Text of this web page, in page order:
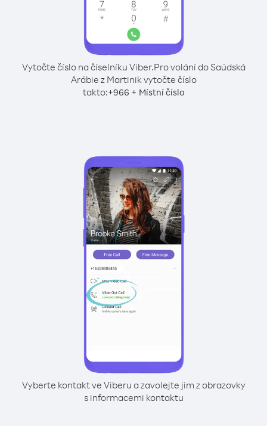
Vytočte číslo na číselníku Viber.Pro volání do Saúdská
Arábie z Martinik vytočte číslo
takto:+966 + Místní číslo
Vyberte kontakt ve Viberu a zavolejte jim z obrazovky
s informacemi kontaktu